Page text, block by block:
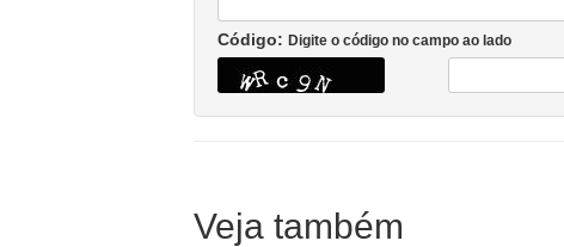
Código: Digite o código no campo ao lado
Veja também